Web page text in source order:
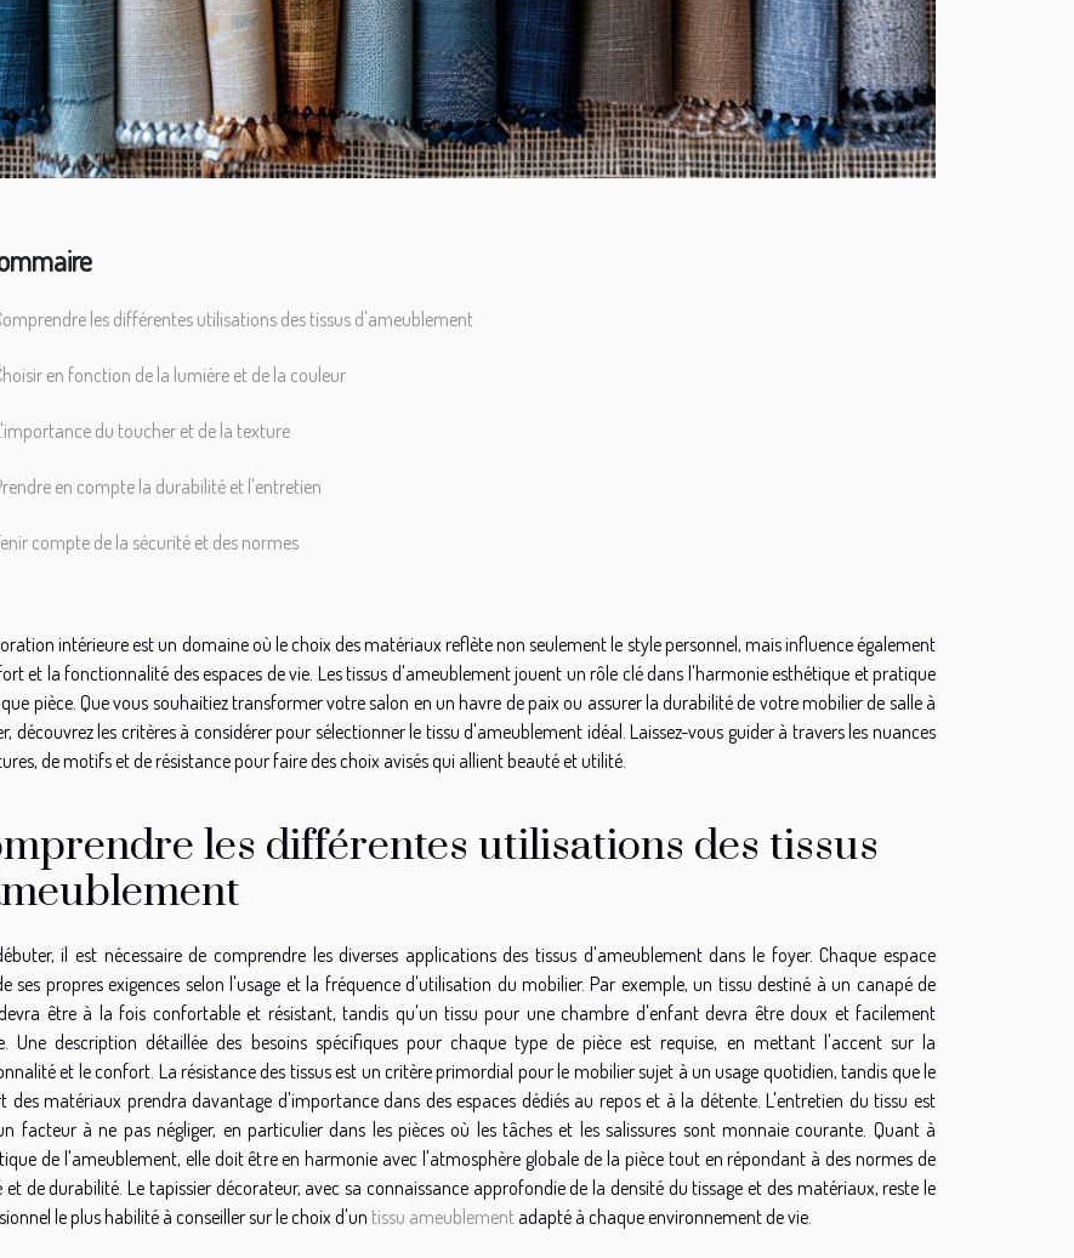
les différentes utilisations des tissus d'ameublement
en fonction de la lumière et de la couleur
du toucher et de la texture
en compte la durabilité et l'entretien
compte de la sécurité et des normes
intérieure est un domaine où le choix des matériaux reflète non seulement le style personnel, mais influence également
et la fonctionnalité des espaces de vie. Les tissus d'ameublement jouent un rôle clé dans l'harmonie esthétique et pratique
pièce. Que vous souhaitiez transformer votre salon en un havre de paix ou assurer la durabilité de votre mobilier de salle à
découvrez les critères à considérer pour sélectionner le tissu d'ameublement idéal. Laissez-vous guider à travers les nuances
de motifs et de résistance pour faire des choix avisés qui allient beauté et utilité.
les différentes utilisations des tissus
il est nécessaire de comprendre les diverses applications des tissus d'ameublement dans le foyer. Chaque espace
ses propres exigences selon l'usage et la fréquence d'utilisation du mobilier. Par exemple, un tissu destiné à un canapé de
être à la fois confortable et résistant, tandis qu'un tissu pour une chambre d'enfant devra être doux et facilement
Une description détaillée des besoins spécifiques pour chaque type de pièce est requise, en mettant l'accent sur la
et le confort. La résistance des tissus est un critère primordial pour le mobilier sujet à un usage quotidien, tandis que le
des matériaux prendra davantage d'importance dans des espaces dédiés au repos et à la détente. L'entretien du tissu est
facteur à ne pas négliger, en particulier dans les pièces où les tâches et les salissures sont monnaie courante. Quant à
de l'ameublement, elle doit être en harmonie avec l'atmosphère globale de la pièce tout en répondant à des normes de
et de durabilité. Le tapissier décorateur, avec sa connaissance approfondie de la densité du tissage et des matériaux, reste le
le plus habilité à conseiller sur le choix d'un tissu ameublement adapté à chaque environnement de vie.